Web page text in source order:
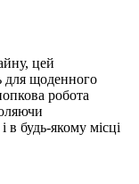
цей
для щоденного
робота
в будь-якому місці